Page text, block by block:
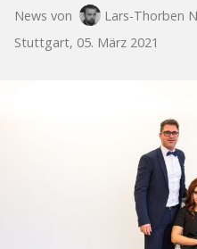
News von
Lars-Thorben
Stuttgart, 05. März 2021